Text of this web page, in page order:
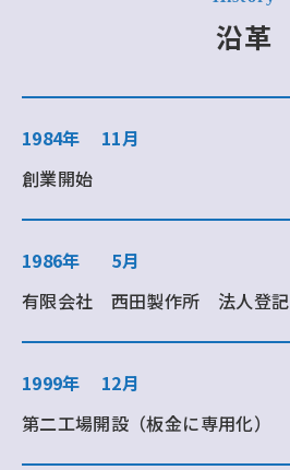
沿革
1984年
11月
創業開始
1986年
5月
有限会社 西田製作所 法人登記
1999年
12月
第二工場開設（板金に専用化）